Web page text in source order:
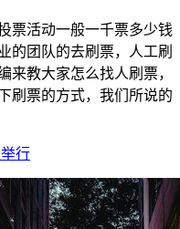
票活动一般一千票多少钱
的团队的去刷票，人工刷
来教大家怎么找人刷票，
刷票的方式，我们所说的
行